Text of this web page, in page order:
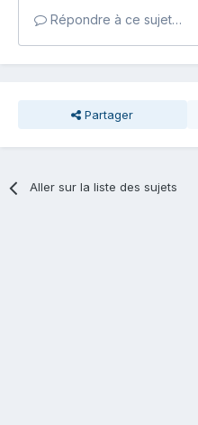
Répondre à ce sujet…
Partager
Aller sur la liste des sujets